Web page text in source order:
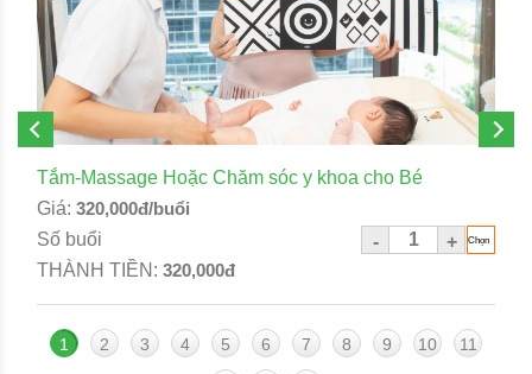
Tắm-Massage Hoặc Chăm sóc y khoa cho Bé
Giá: 320,000đ/buổi
Số buổi
-
+
THÀNH TIỀN: 320,000đ
1 2 3 4 5 6 7 8 9 10 11